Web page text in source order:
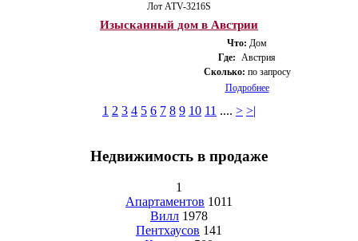
Лот ATV-3216S
Изысканный дом в Австрии
Что: Дом
Где: Австрия
Сколько: по запросу
Подробнее
1 2 3 4 5 6 7 8 9 10 11 .... > >|
Недвижимость в продаже
1
Апартаментов 1011
Вилл 1978
Пентхаусов 141